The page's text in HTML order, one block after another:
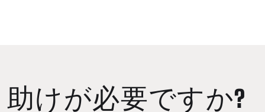
助けが必要ですか?